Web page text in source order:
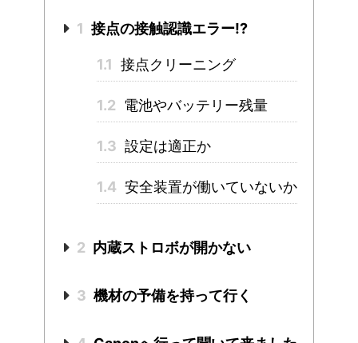
1 接点の接触認識エラー!?
1.1 接点クリーニング
1.2 電池やバッテリー残量
1.3 設定は適正か
1.4 安全装置が働いていないか
2 内蔵ストロボが開かない
3 機材の予備を持って行く